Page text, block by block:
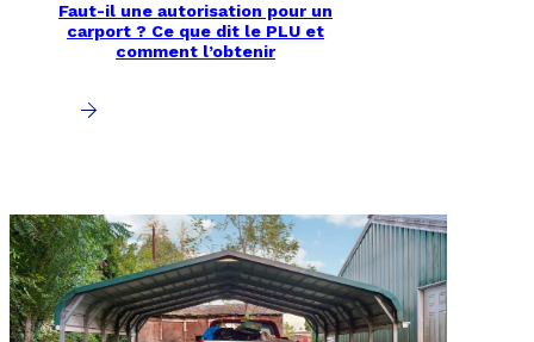
Faut-il une autorisation pour un
carport ? Ce que dit le PLU et
comment l’obtenir